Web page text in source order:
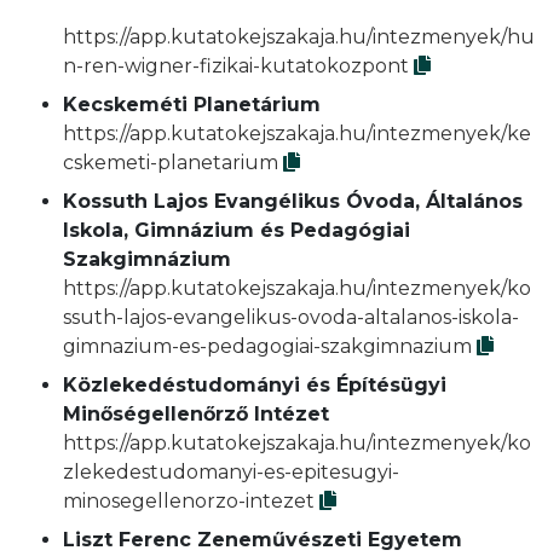
https://app.kutatokejszakaja.hu/intezmenyek/hu
n-ren-wigner-fizikai-kutatokozpont
Kecskeméti Planetárium
https://app.kutatokejszakaja.hu/intezmenyek/ke
cskemeti-planetarium
Kossuth Lajos Evangélikus Óvoda, Általános
Iskola, Gimnázium és Pedagógiai
Szakgimnázium
https://app.kutatokejszakaja.hu/intezmenyek/ko
ssuth-lajos-evangelikus-ovoda-altalanos-iskola-
gimnazium-es-pedagogiai-szakgimnazium
Közlekedéstudományi és Építésügyi
Minőségellenőrző Intézet
https://app.kutatokejszakaja.hu/intezmenyek/ko
zlekedestudomanyi-es-epitesugyi-
minosegellenorzo-intezet
Liszt Ferenc Zeneművészeti Egyetem